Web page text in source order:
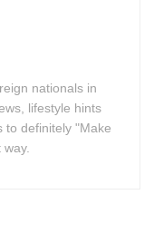
nationals in
lifestyle hints
to definitely "Make